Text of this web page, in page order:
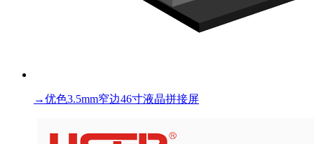
→优色3.5mm窄边46寸液晶拼接屏